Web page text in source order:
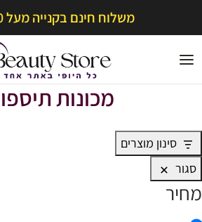
משלוח חינם בקנייה מעל 300 ש"ח
מכונות
סינון מוצרים
סגור
מחיר